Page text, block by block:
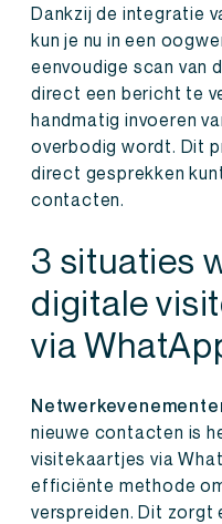
Dankzij de integratie
kun je nu in een
eenvoudige scan van
direct een bericht te
handmatig invoeren
overbodig wordt. Dit
direct gesprekken
contacten.
3 situaties
digitale
via
nieuwe contacten is
visitekaartjes via
efficiënte methode
verspreiden. Dit zorgt